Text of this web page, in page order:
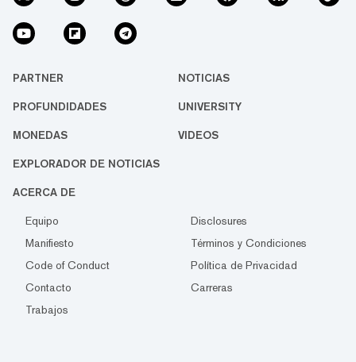
PARTNER NOTICIAS
PROFUNDIDADES UNIVERSITY
MONEDAS VIDEOS
EXPLORADOR DE NOTICIAS
ACERCA DE
Equipo
Disclosures
Manifiesto
Términos y Condiciones
Code of Conduct
Política de Privacidad
Contacto
Carreras
Trabajos